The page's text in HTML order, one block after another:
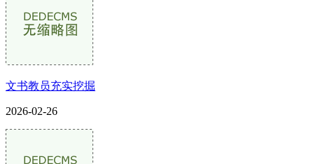
文书教员充实挖掘
2026-02-26